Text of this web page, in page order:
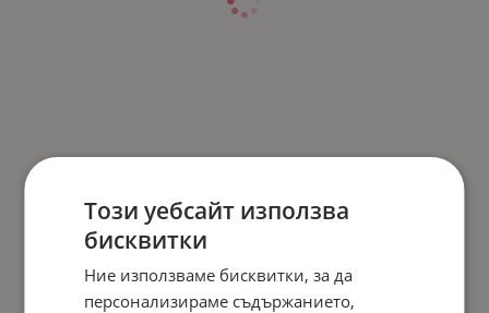
Този уебсайт използва
бисквитки
Ние използваме бисквитки, за да
персонализираме съдържанието,